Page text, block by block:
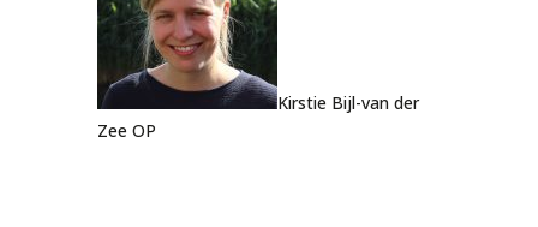
Kirstie Bijl-van der
Zee OP